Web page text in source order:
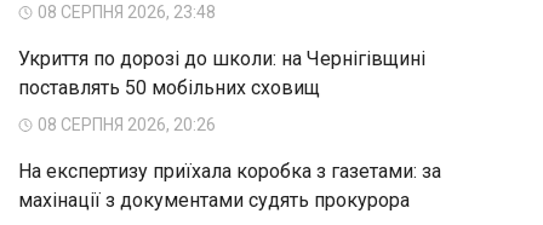
08 СЕРПНЯ 2026, 23:48
Укриття по дорозі до школи: на Чернігівщині
поставлять 50 мобільних сховищ
08 СЕРПНЯ 2026, 20:26
На експертизу приїхала коробка з газетами: за
махінації з документами судять прокурора